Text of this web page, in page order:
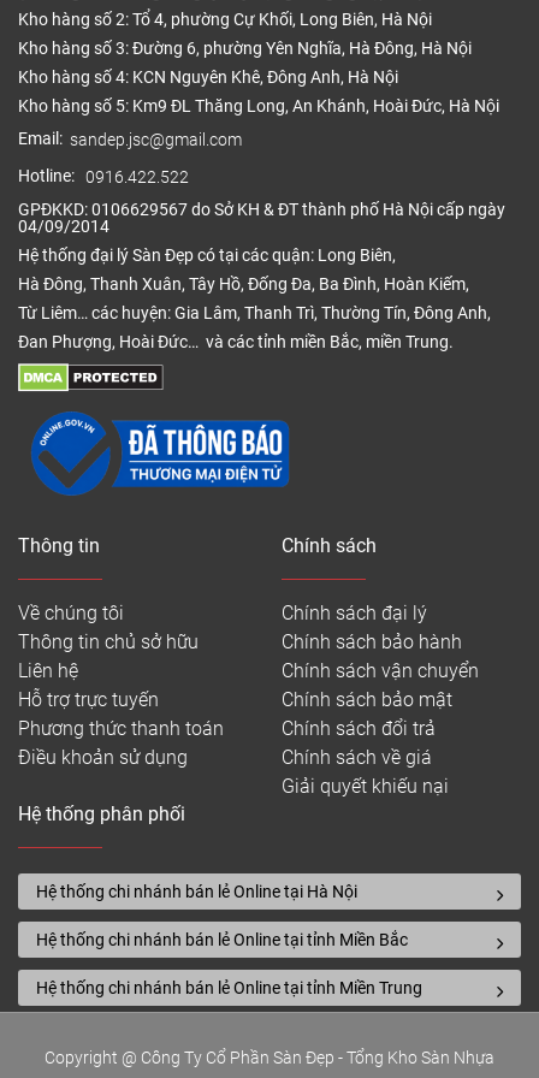
Sàn nhựa cuộn vân đá đẹp
Sàn nhựa cuộn cũng cực kỳ linh hoạt và có sẵn
trong nhiều màu sắc và phong cách. Đội ngũ thiết
kế của chúng tôi có thể mô phỏng giao diện của bất
kỳ loại sàn nào như sàn gỗ tự nhiên, sàn đá, sàn
gạch, thảm trải sàn…. Sử dụng công nghệ hiện đại,
thông minh tạo ra các lớp vân họa tiết, kiểu dáng
không khác gì so với sản phẩm ban đầu. Chúng tôi
còn tạo thêm những họa tiết trên sản phẩm sao cho
ra sàn nhựa vinyl dạng cuộn còn mang lại sự thoải
mái khi đi lại dưới chân vì nó có cấu trúc nhựa dẻo
đàn hồi mà các sàn khác không có được.
Cuộn nhựa trải sàn
có khả năng chống nước, nấm
mốc và vết bẩn. Chất lỏng ở trên bề mặt có thể dễ
dàng bị xóa sạch, vì vậy sự cố tràn nước, ngập nước
không phải là vấn đề cần lo lắng đối với sàn nhựa
cuộn cao cấp. Và trong khi chúng ta đang vật lộn
với vấn đề làm sạch, thì nó dễ dàng đến mức, bạn
như ban đầu.
Kho hàng số 2: Tổ 4, phường Cự Khối, Long Biên, Hà Nội
Kho hàng số 3: Đường 6, phường Yên Nghĩa, Hà Đông, Hà Nội
Kho hàng số 4: KCN Nguyên Khê, Đông Anh, Hà Nội
Kho hàng số 5: Km9 ĐL Thăng Long, An Khánh, Hoài Đức, Hà Nội
Email: sandep.jsc@gmail.com
Hotline: 0916.422.522
GPĐKKD: 0106629567 do Sở KH & ĐT thành phố Hà Nội cấp ngày
04/09/2014
Hệ thống đại lý Sàn Đẹp có tại các quận: Long Biên,
Hà Đông, Thanh Xuân, Tây Hồ, Đống Đa, Ba Đình, Hoàn Kiếm,
Từ Liêm… các huyện: Gia Lâm, Thanh Trì, Thường Tín, Đông Anh,
Đan Phượng, Hoài Đức… và các tỉnh miền Bắc, miền Trung.
Thông tin
Về chúng tôi
Thông tin chủ sở hữu
Liên hệ
Hỗ trợ trực tuyến
Phương thức thanh toán
Điều khoản sử dụng
Chính sách
Chính sách đại lý
Chính sách bảo hành
Chính sách vận chuyển
Chính sách bảo mật
Chính sách đổi trả
Chính sách về giá
Giải quyết khiếu nại
Hệ thống phân phối
Hệ thống chi nhánh bán lẻ Online tại Hà Nội
Hệ thống chi nhánh bán lẻ Online tại tỉnh Miền Bắc
Hệ thống chi nhánh bán lẻ Online tại tỉnh Miền Trung
Copyright @ Công Ty Cổ Phần Sàn Đẹp - Tổng Kho Sàn Nhựa